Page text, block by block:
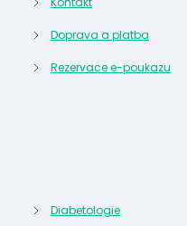
Doprava a platba
Rezervace e-poukazu
Diabetologie